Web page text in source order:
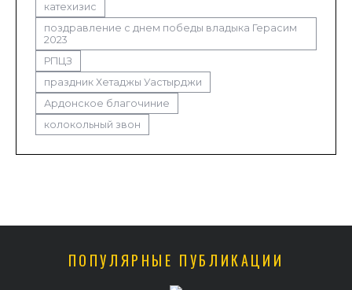
катехизис
поздравление с днем победы владыка Герасим
2023
РПЦЗ
праздник Хетаджы Уастырджи
Ардонское благочиние
колокольный звон
ПОПУЛЯРНЫЕ ПУБЛИКАЦИИ